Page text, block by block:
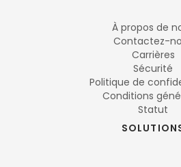
À propos de
Contactez-
Carrières
Sécurité
Politique de
Conditions
Statut